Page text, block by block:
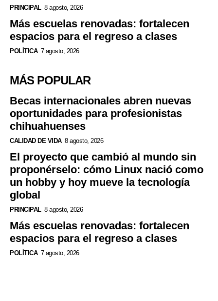
PRINCIPAL 8 agosto, 2026
Más escuelas renovadas: fortalecen
espacios para el regreso a clases
POLÍTICA 7 agosto, 2026
MÁS POPULAR
Becas internacionales abren nuevas
oportunidades para profesionistas
chihuahuenses
CALIDAD DE VIDA 8 agosto, 2026
El proyecto que cambió al mundo sin
proponérselo: cómo Linux nació como
un hobby y hoy mueve la tecnología
global
PRINCIPAL 8 agosto, 2026
Más escuelas renovadas: fortalecen
espacios para el regreso a clases
POLÍTICA 7 agosto, 2026